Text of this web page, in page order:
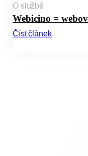
O službě
Webicino =
Číst článek